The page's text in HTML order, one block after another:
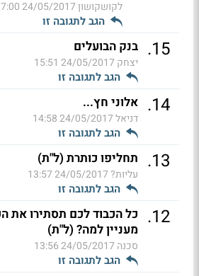
לקושקושון24/05/2017 17:00
הגב לתגובה זו
15
. בנק הבועלים
יצחק 24/05/2017 15:51
הגב לתגובה זו
14
. אלוני חץ...
דניאל24/05/2017 14:58
הגב לתגובה זו
13
. תחליפו כותרת (ל"ת)
עליות?24/05/2017 13:57
הגב לתגובה זו
12
. כל הכבוד לכם תסתירו את
מעניין למה? (ל"ת)
סכנה 24/05/2017 13:56
הגב לתגובה זו